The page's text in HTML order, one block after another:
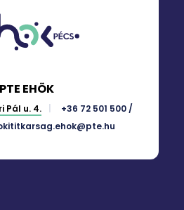
PTE EHÖK
Pál u. 4.
+36 72 501 500 /